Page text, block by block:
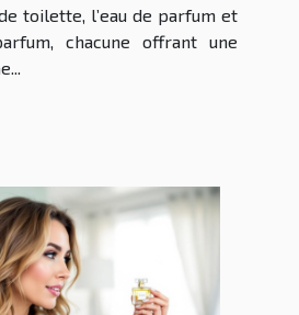
toilette, l’eau de parfum et
chacune offrant une